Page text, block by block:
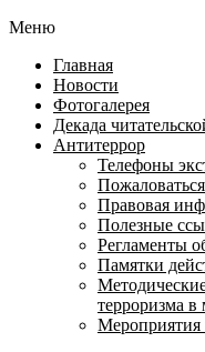
Меню
Главная
Новости
Фотогалерея
Декада
Антитеррор
Телефоны
Правовая
Полезные
Регламенты
Памятки
терроризма
Мероприятия